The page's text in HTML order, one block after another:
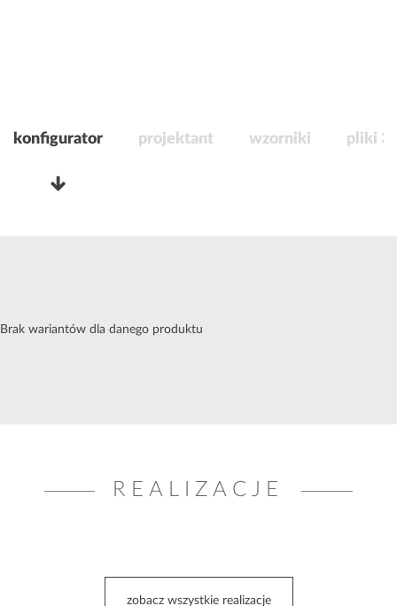
konfigurator projektant wzorniki pliki
Brak wariantów dla danego produktu
REALIZACJE
zobacz wszystkie realizacje